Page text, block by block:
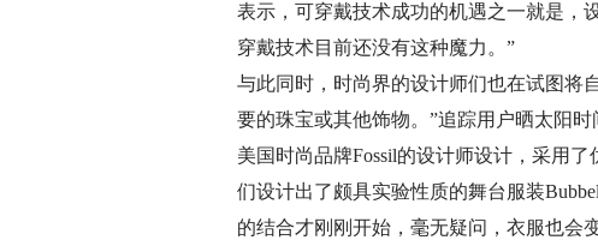
表示，可穿戴技术成功的机遇之一就是，
穿戴技术目前还没有这种魔力。”
与此同时，时尚界的设计师们也在试图将
要的珠宝或其他饰物。”追踪用户晒太阳时
美国时尚品牌Fossil的设计师设计，采用
们设计出了颇具实验性质的舞台服装
的结合才刚刚开始，毫无疑问，衣服也会